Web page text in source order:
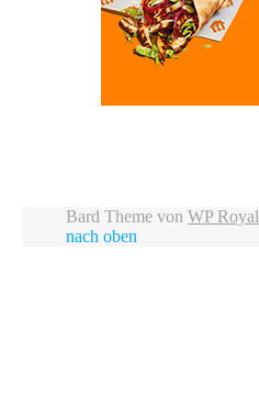
Bard Theme von WP Royal
nach oben